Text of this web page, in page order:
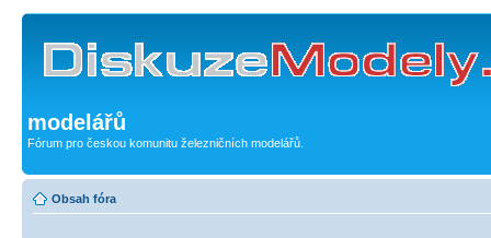
modelářů
Fórum pro českou komunitu železničních modelářů.
Obsah fóra